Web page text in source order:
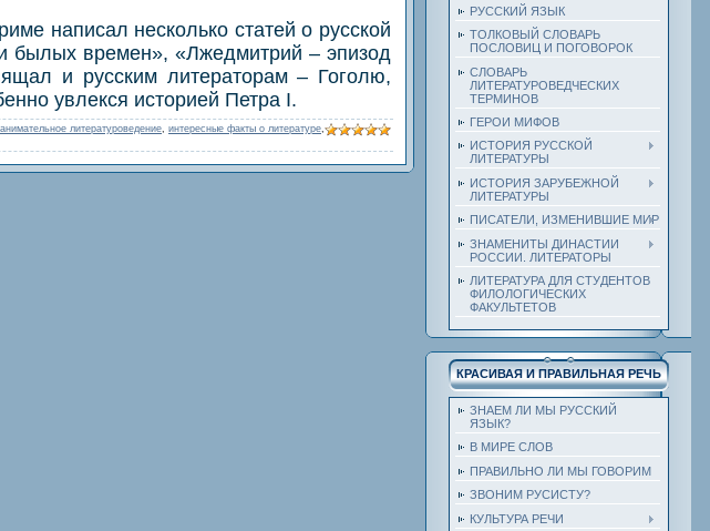
написал несколько статей о русской
былых времен», «Лжедмитрий – эпизод
и русским литераторам – Гоголю,
увлекся историей Петра I.
литературоведение интересные факты о литературе
РУССКИЙ ЯЗЫК
ТОЛКОВЫЙ СЛОВАРЬ
ПОСЛОВИЦ И ПОГОВОРОК
СЛОВАРЬ
ЛИТЕРАТУРОВЕДЧЕСКИХ
ТЕРМИНОВ
ГЕРОИ МИФОВ
ИСТОРИЯ РУССКОЙ
ЛИТЕРАТУРЫ
ИСТОРИЯ ЗАРУБЕЖНОЙ
ЛИТЕРАТУРЫ
ПИСАТЕЛИ, ИЗМЕНИВШИЕ МИР
ЗНАМЕНИТЫ ДИНАСТИИ
РОССИИ. ЛИТЕРАТОРЫ
ЛИТЕРАТУРА ДЛЯ СТУДЕНТОВ
ФИЛОЛОГИЧЕСКИХ
ФАКУЛЬТЕТОВ
КРАСИВАЯ И ПРАВИЛЬНАЯ РЕЧЬ
ЗНАЕМ ЛИ МЫ РУССКИЙ
ЯЗЫК?
В МИРЕ СЛОВ
ПРАВИЛЬНО ЛИ МЫ ГОВОРИМ
ЗВОНИМ РУСИСТУ?
КУЛЬТУРА РЕЧИ